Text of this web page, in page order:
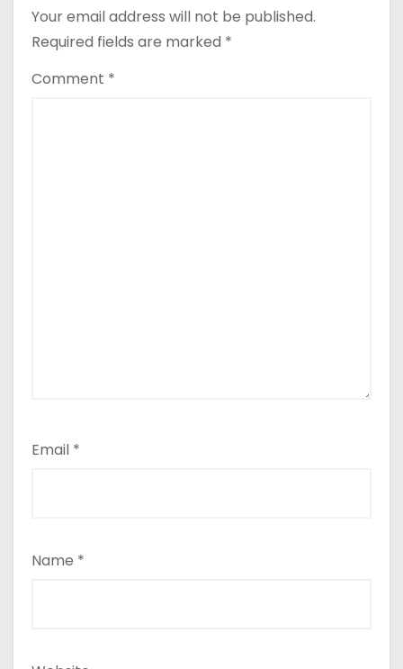
Your email address will not be published.
Required fields are marked *
Comment *
Email *
Name *